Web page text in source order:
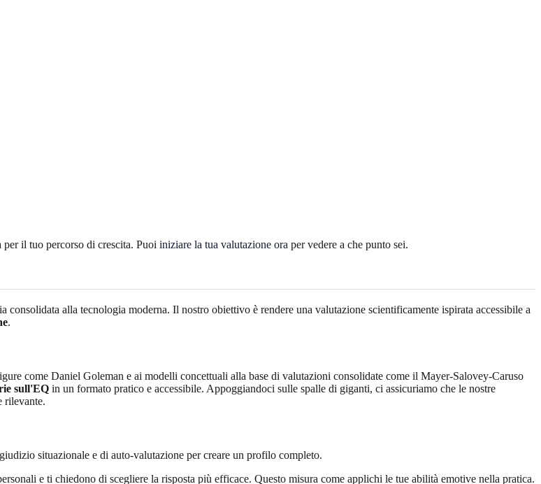
il tuo percorso di crescita. Puoi iniziare la tua valutazione ora per vedere a che punto sei.
alla tecnologia moderna. Il nostro obiettivo è rendere una valutazione scientificamente ispirata accessibile a
.
come Daniel Goleman e ai modelli concettuali alla base di valutazioni consolidate come il Mayer-Salovey-Caruso
sull'EQ in un formato pratico e accessibile. Appoggiandoci sulle spalle di giganti, ci assicuriamo che le nostre
rilevante.
situazionale e di auto-valutazione per creare un profilo completo.
e ti chiedono di scegliere la risposta più efficace. Questo misura come applichi le tue abilità emotive nella pratica.